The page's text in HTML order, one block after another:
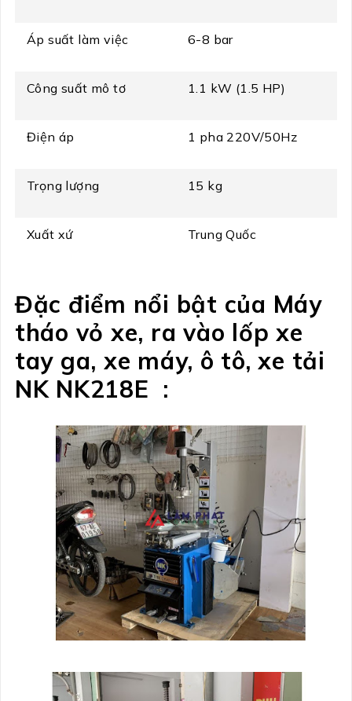
Áp suất làm việc 6-8 bar
Công suất mô tơ 1.1 kW (1.5 HP)
Điện áp 1 pha 220V/50Hz
Trọng lượng 15 kg
Xuất xứ Trung Quốc
Đặc điểm nổi bật của Máy
tháo vỏ xe, ra vào lốp xe
tay ga, xe máy, ô tô, xe tải
NK NK218E :